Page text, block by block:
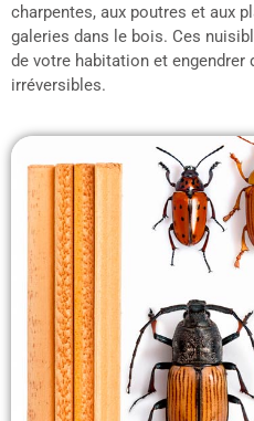
charpentes, aux poutres et aux
galeries dans le bois. Ces
de votre habitation et engendrer
irréversibles.